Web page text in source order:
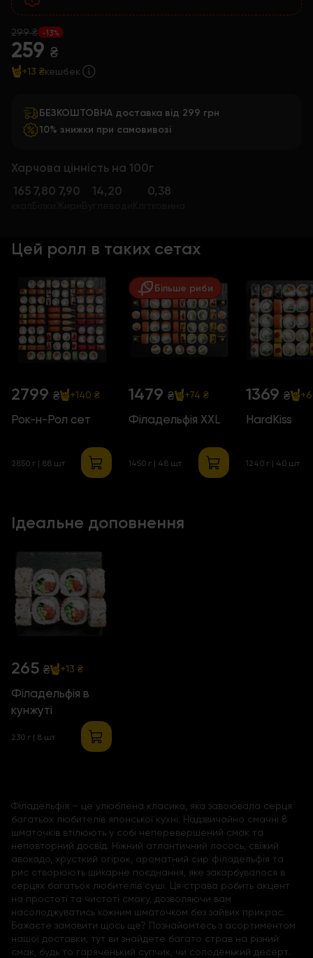
299 ₴ -13%
259 ₴
+13 ₴кешбек
БЕЗКОШТОВНА доставка від 299 грн
10% знижки при самовивозі
Харчова цінність на 100г
165 7,80 7,90 14,20 0,38
Цей ролл в таких сетах
2799 ₴ +140 ₴
Рок-н-Рол сет
2850 г | 88 шт
Більше риби
1479 ₴ +74 ₴
Філадельфія ХХL
1450 г | 48 шт
1369 ₴
HardKiss
1240 г | 40 шт
Ідеальне доповнення
265 ₴ +13 ₴
Філадельфія в
кунжуті
230 г | 8 шт
Філадельфія – це улюблена класика, яка завоювала серця
багатьох любителів японської кухні. Надзвичайно смачні 8
шматочків втілюють у собі неперевершений смак та
неповторний досвід. Ніжний атлантичний лосось, свіжий
авокадо, хрусткий огірок, ароматний сир філадельфія та
рис створюють шикарне поєднання, яке закарбувалося в
серцях багатьох любителів суші. Ця страва робить акцент
на простоті та чистоті смаку, дозволяючи вам
насолоджуватись кожним шматочком без зайвих прикрас.
Бажаєте замовити щось ще? Познайомтесь з асортиментом
нашої доставки, тут ви знайдете багато страв на різний
смак, будь то гаряченький супчик, чи солоденький десерт.